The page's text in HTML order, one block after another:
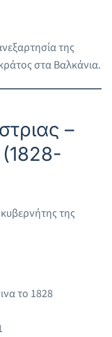
της
στα Βαλκάνια.
–
της
το 1828